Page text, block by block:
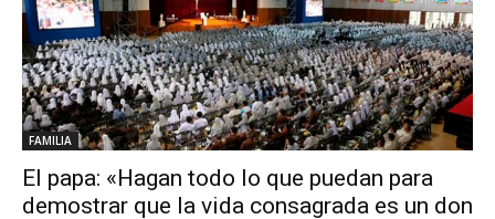
FAMILIA
El papa: «Hagan todo lo que puedan para
demostrar que la vida consagrada es un don